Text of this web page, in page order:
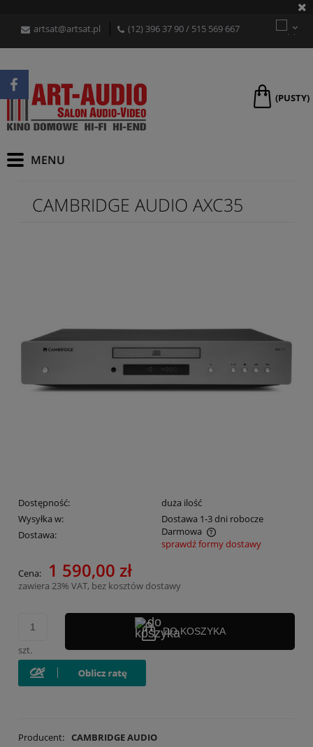
artsat@artsat.pl (12) 396 37 90/ 515 569 667
(PUSTY)
CAMBRIDGE AUDIO AXC35
Dostępność:
duża ilość
Wysyłka w:
Dostawa 1-3 dni robocze
Dostawa:
Darmowa
Cena nie zawiera ewentualnych kosztów płatności
sprawdź formy dostawy
Cena: 1 590,00 zł
zawiera 23% VAT, bez kosztów dostawy
szt.
DO KOSZYKA
Producent: CAMBRIDGE AUDIO